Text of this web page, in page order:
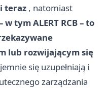
teraz , natomiast
tym ALERT RCB – to
lub rozwijającym się
się uzupełniają i
zarządzania